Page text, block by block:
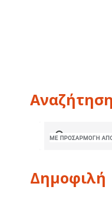
Αναζήτηση
Δημοφιλή